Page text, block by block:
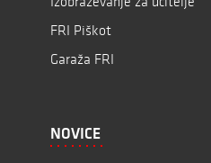
FRI Piškot
Garaža FRI
NOVICE